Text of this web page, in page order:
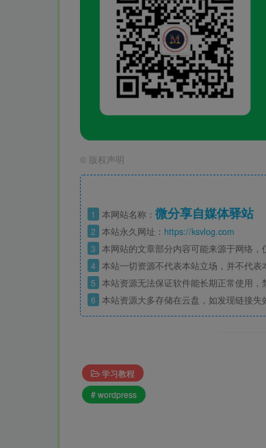
© 版权声明
1 本网站名称： 微分享自媒体驿站
2 本站永久网址： https://ksvlog.com
3 本网站的文章部分内容可能来源于网络
4 本站一切资源不代表本站立场，并不代表
5 本站资源无法保证软件能长期正常使用，
6 本站资源大多存储在云盘，如发现链接失
学习教程
# wordpress